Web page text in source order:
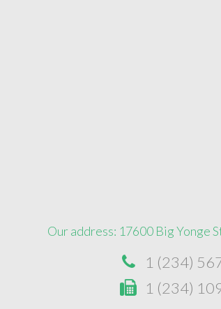
Our address: 17600 Big Yonge
1 (234)
1 (234)